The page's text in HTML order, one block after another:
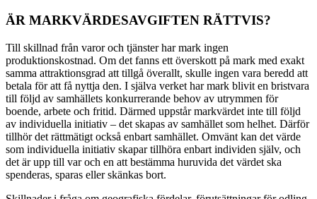
ÄR MARKVÄRDESAVGIFTEN RÄTTVIS?
Till skillnad från varor och tjänster har mark ingen
produktionskostnad. Om det fanns ett överskott på mark med exakt
samma attraktionsgrad att tillgå överallt, skulle ingen vara beredd att
betala för att få nyttja den. I själva verket har mark blivit en bristvara
till följd av samhällets konkurrerande behov av utrymmen för
boende, arbete och fritid. Därmed uppstår markvärdet inte till följd
av individuella initiativ – det skapas av samhället som helhet. Därför
tillhör det rättmätigt också enbart samhället. Omvänt kan det värde
som individuella initiativ skapar tillhöra enbart individen själv, och
det är upp till var och en att bestämma huruvida det värdet ska
spenderas, sparas eller skänkas bort.